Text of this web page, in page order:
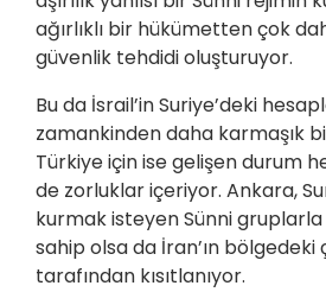
ağırlıklı bir hükümetten çok
güvenlik tehdidi oluşturuyor.
Bu da İsrail’in Suriye’deki
zamankinden daha karmaşık
Türkiye için ise gelişen durum
de zorluklar içeriyor. Ankara,
kurmak isteyen Sünni
sahip olsa da İran’ın bölgedeki
tarafından kısıtlanıyor.